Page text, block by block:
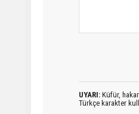
UYARI: Küfür,
Türkçe karakter